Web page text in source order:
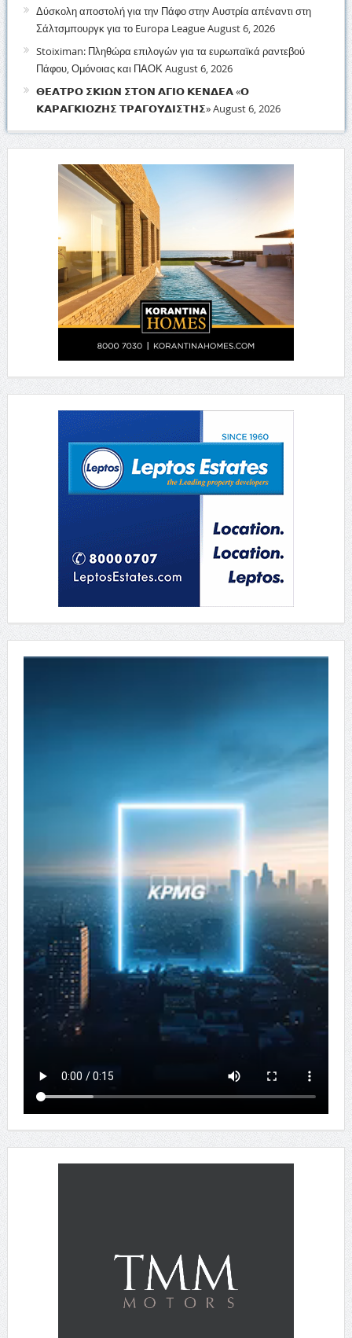
Δύσκολη αποστολή για την Πάφο στην Αυστρία απέναντι στη
Σάλτσμπουργκ για το Europa LeagueAugust 6, 2026
Stoiximan: Πληθώρα επιλογών για τα ευρωπαϊκά ραντεβού
Πάφου, Ομόνοιας και ΠΑΟΚ August 6, 2026
𝝝𝝚𝝖𝝩𝝦𝝤 𝝨𝝟𝝞𝝮𝝢 𝝨𝝩𝝤𝝢 𝝖𝝘𝝞𝝤 𝝟𝝚𝝢𝝙𝝚𝝖 «𝝤
𝝟𝝖𝝦𝝖𝝘𝝟𝝞𝝤𝝛𝝜𝝨 𝝩𝝦𝝖𝝘𝝤𝝪𝝙𝝞𝝨𝝩𝝜𝝨»August 6, 2026